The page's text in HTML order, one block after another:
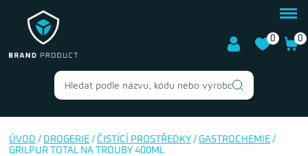
0 0
ÚVOD / DROGERIE / ČISTÍCÍ PROSTŘEDKY / GASTROCHEMIE /
GRILPUR TOTAL NA TROUBY 400ML